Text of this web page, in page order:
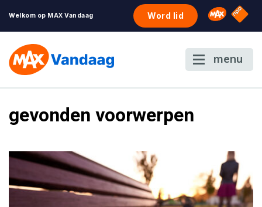
Welkom op MAX Vandaag Word lid Omroep
NPO
menu
gevonden voorwerpen